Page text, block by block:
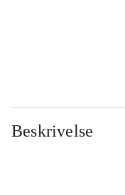
Beskrivelse